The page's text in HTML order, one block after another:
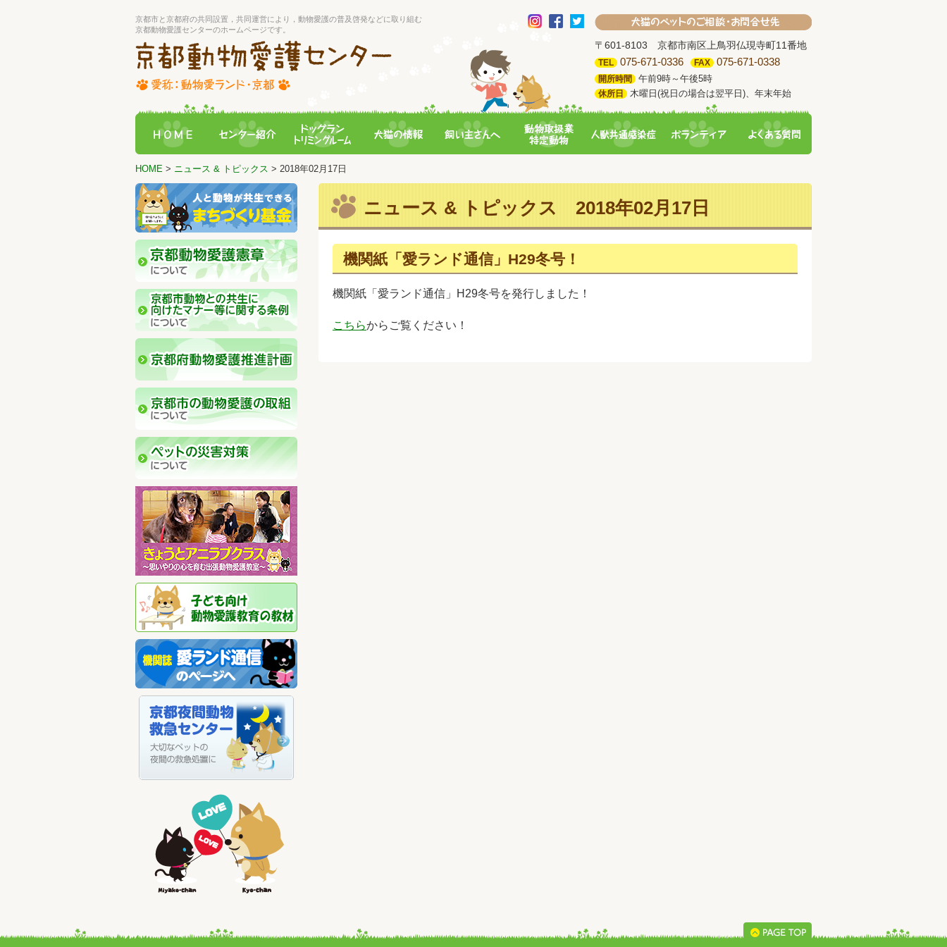
京都市と京都府の共同設置，共同運営により，動物愛護の普及啓発などに取り組む
京都動物愛護センターのホームページです。
〒601-8103 京都市南区上鳥羽仏現寺町11番地
TEL 075-671-0336 FAX 075-671-0338
開所時間 午前9時～午後5時
休所日 木曜日(祝日の場合は翌平日)、年末年始
HOME > ニュース & トピックス > 2018年02月17日
ニュース & トピックス 2018年02月17日
機関紙「愛ランド通信」H29冬号！
機関紙「愛ランド通信」H29冬号を発行しました！
こちらからご覧ください！